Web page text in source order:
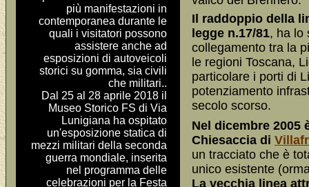
più manifestazioni in
contemporanea durante le
quali i visitatori possono
assistere anche ad
esposizioni di autoveicoli
storici su gomma, sia civili
che militari..
Dal 25 al 28 aprile 2018 il
Museo Storico FS di Via
Lunigiana ha ospitato
un'esposizione statica di
mezzi militari della seconda
guerra mondiale, inserita
nel programma delle
celebrazioni per la Festa
Il raddoppio della
legge n.17/81, ha lo
collegamento tra la
le regioni Toscana,
particolare i porti di
potenziamento
secolo scorso.
Nel dicembre 2005
Chiesaccia di
un tracciato che è
unico esistente
La vecchia linea